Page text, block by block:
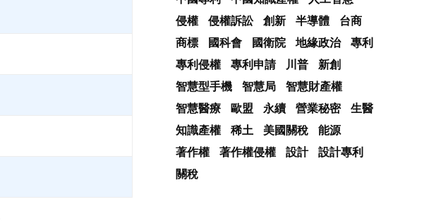
侵權
侵權訴訟 創新 半導體
台商
商標
國科會 國衛院 地緣政治
專利
專利侵權
專利申請 川普
新創
智慧型手機
智慧局
智慧財產權
智慧醫療
歐盟 永續 營業秘密
生醫
知識產權
稀土 美國關稅
能源
著作權
著作權侵權 設計
設計專利
關稅